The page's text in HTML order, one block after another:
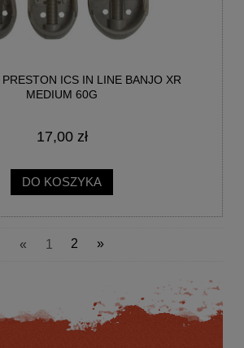
ICS IN LINE BANJO XR
MEDIUM 60G
17,00 zł
DO KOSZYKA
« 1 2 »